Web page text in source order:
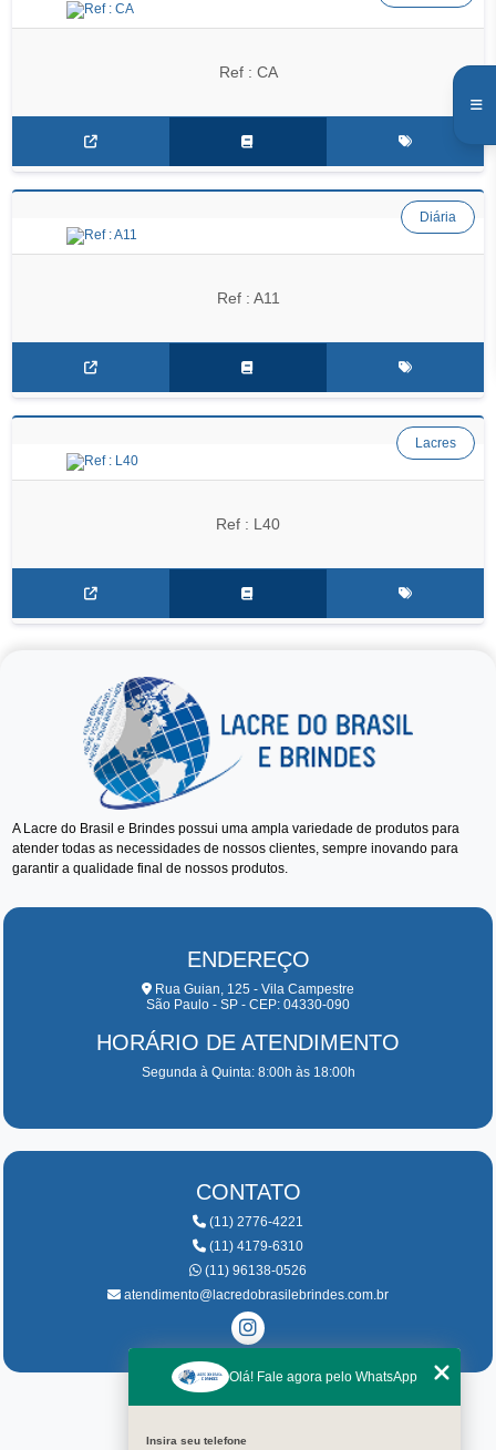
Ref : CA
Ref : A11
Diária
Ref : L40
Lacres
A Lacre do Brasil e Brindes possui uma ampla variedade de produtos para
atender todas as necessidades de nossos clientes, sempre inovando para
garantir a qualidade final de nossos produtos.
ENDEREÇO
Rua Guian, 125 - Vila Campestre
São Paulo - SP - CEP: 04330-090
HORÁRIO DE ATENDIMENTO
Segunda à Quinta: 8:00h às 18:00h
CONTATO
(11) 2776-4221
(11) 4179-6310
(11) 96138-0526
atendimento@lacredobrasilebrindes.com.br
Olá! Fale agora pelo WhatsApp
Insira seu telefone